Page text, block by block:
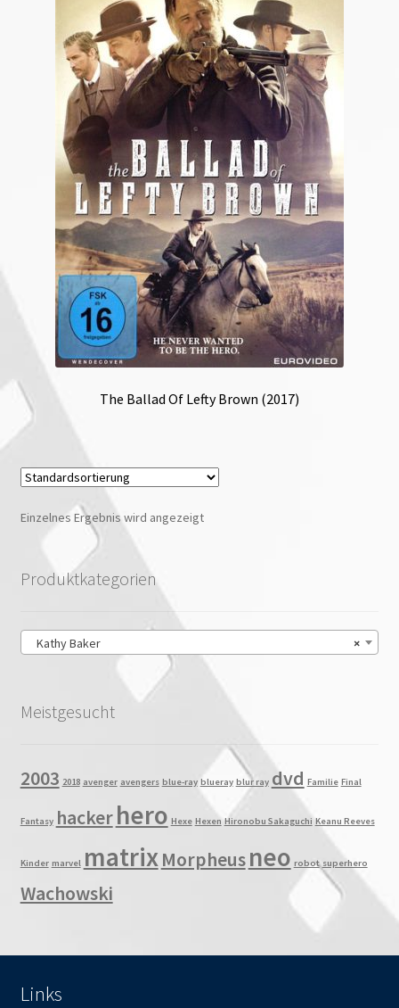
The Ballad Of Lefty Brown (2017)
Einzelnes Ergebnis wird angezeigt
Produktkategorien
×
Kathy Baker
Meistgesucht
2003 2018 avenger avengers blue-ray blueray blur ray dvd Familie Final
Fantasy hackerhero Hexe Hexen Hironobu Sakaguchi Keanu Reeves
Kinder marvel matrixMorpheusneo robot superhero
Wachowski
Links